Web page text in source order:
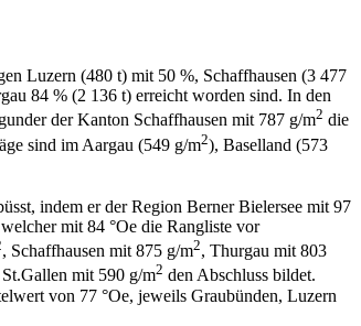
Luzern (480 t) mit 50 %, Schaffhausen (3 477
84 % (2 136 t) erreicht worden sind. In den
der Kanton Schaffhausen mit 787 g/m2 die
sind im Aargau (549 g/m2), Baselland (573
indem er der Region Berner Bielersee mit 97
mit 84 °Oe die Rangliste vor
, Schaffhausen mit 875 g/m2, Thurgau mit 803
mit 590 g/m2 den Abschluss bildet.
von 77 °Oe, jeweils Graubünden, Luzern